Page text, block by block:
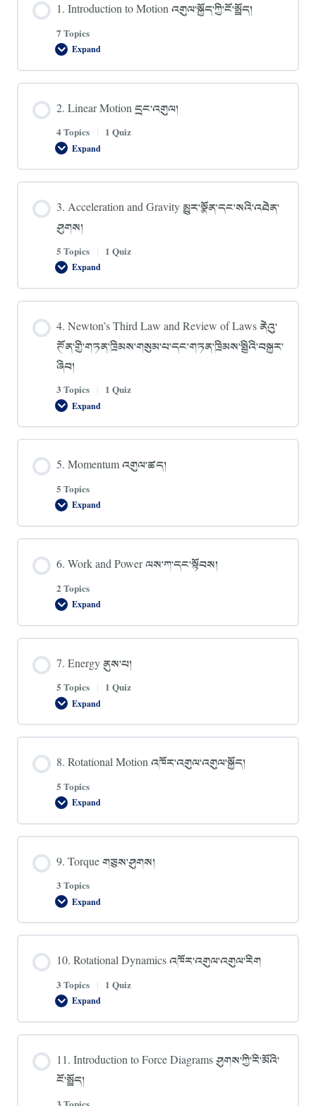
1. Introduction to Motion འགུལ་སྐྱོད་ཀྱི་ངོ་སྤྲོད།
7 Topics
Expand
1.
to
Motion
སྐྱོད་
སྤྲོད།
2. Linear Motion དྲང་འགུལ།
4 Topics | 1 Quiz
Expand
2.
Motion
དྲང་
3. Acceleration and Gravity མྱུར་སྣོན་དང་སའི་འཐེན་
ཤུགས།
5 Topics | 1 Quiz
Expand
3.
and
Gravity
སྣོན་
སའི་
འཐེན་
4. Newton’s Third Law and Review of Laws ནེའུ་
ཊོན་གྱི་གཏན་ཁྲིམས་གསུམ་པ་དང་གཏན་ཁྲིམས་སྤྱིའི་བསྐྱར་
ཞིབ།
3 Topics | 1 Quiz
Expand
4.
Third
Law
Review
ནེའུ་
ཊོན་
གཏན་
ཁྲིམས་
པ་
དང་
ཁྲིམས་
སྤྱིའི་
བསྐྱར་
5. Momentum འགུལ་ཚད།
5 Topics
Expand
5.
འགུལ་
ཚད།
6. Work and Power ལས་ཀ་དང་སྟོབས།
2 Topics
Expand
6.
and
Power
ཀ་
དང་
སྟོབས།
7. Energy ནུས་པ།
5 Topics | 1 Quiz
Expand
7.
ནུས་
པ།
8. Rotational Motion འཁོར་འགུལ་འགུལ་སྐྱོད།
5 Topics
Expand
8.
Motion
འཁོར་
འགུལ་
སྐྱོད།
9. Torque གཅུས་ཤུགས།
3 Topics
Expand
9.
གཅུས་
ཤུགས།
10. Rotational Dynamics འཁོར་འགུལ་འགུལ་རིག
3 Topics | 1 Quiz
Expand
10.
Dynamics
འཁོར་
འགུལ་
11. Introduction to Force Diagrams ཤུགས་ཀྱི་རི་མོའི་
ངོ་སྤྲོད།